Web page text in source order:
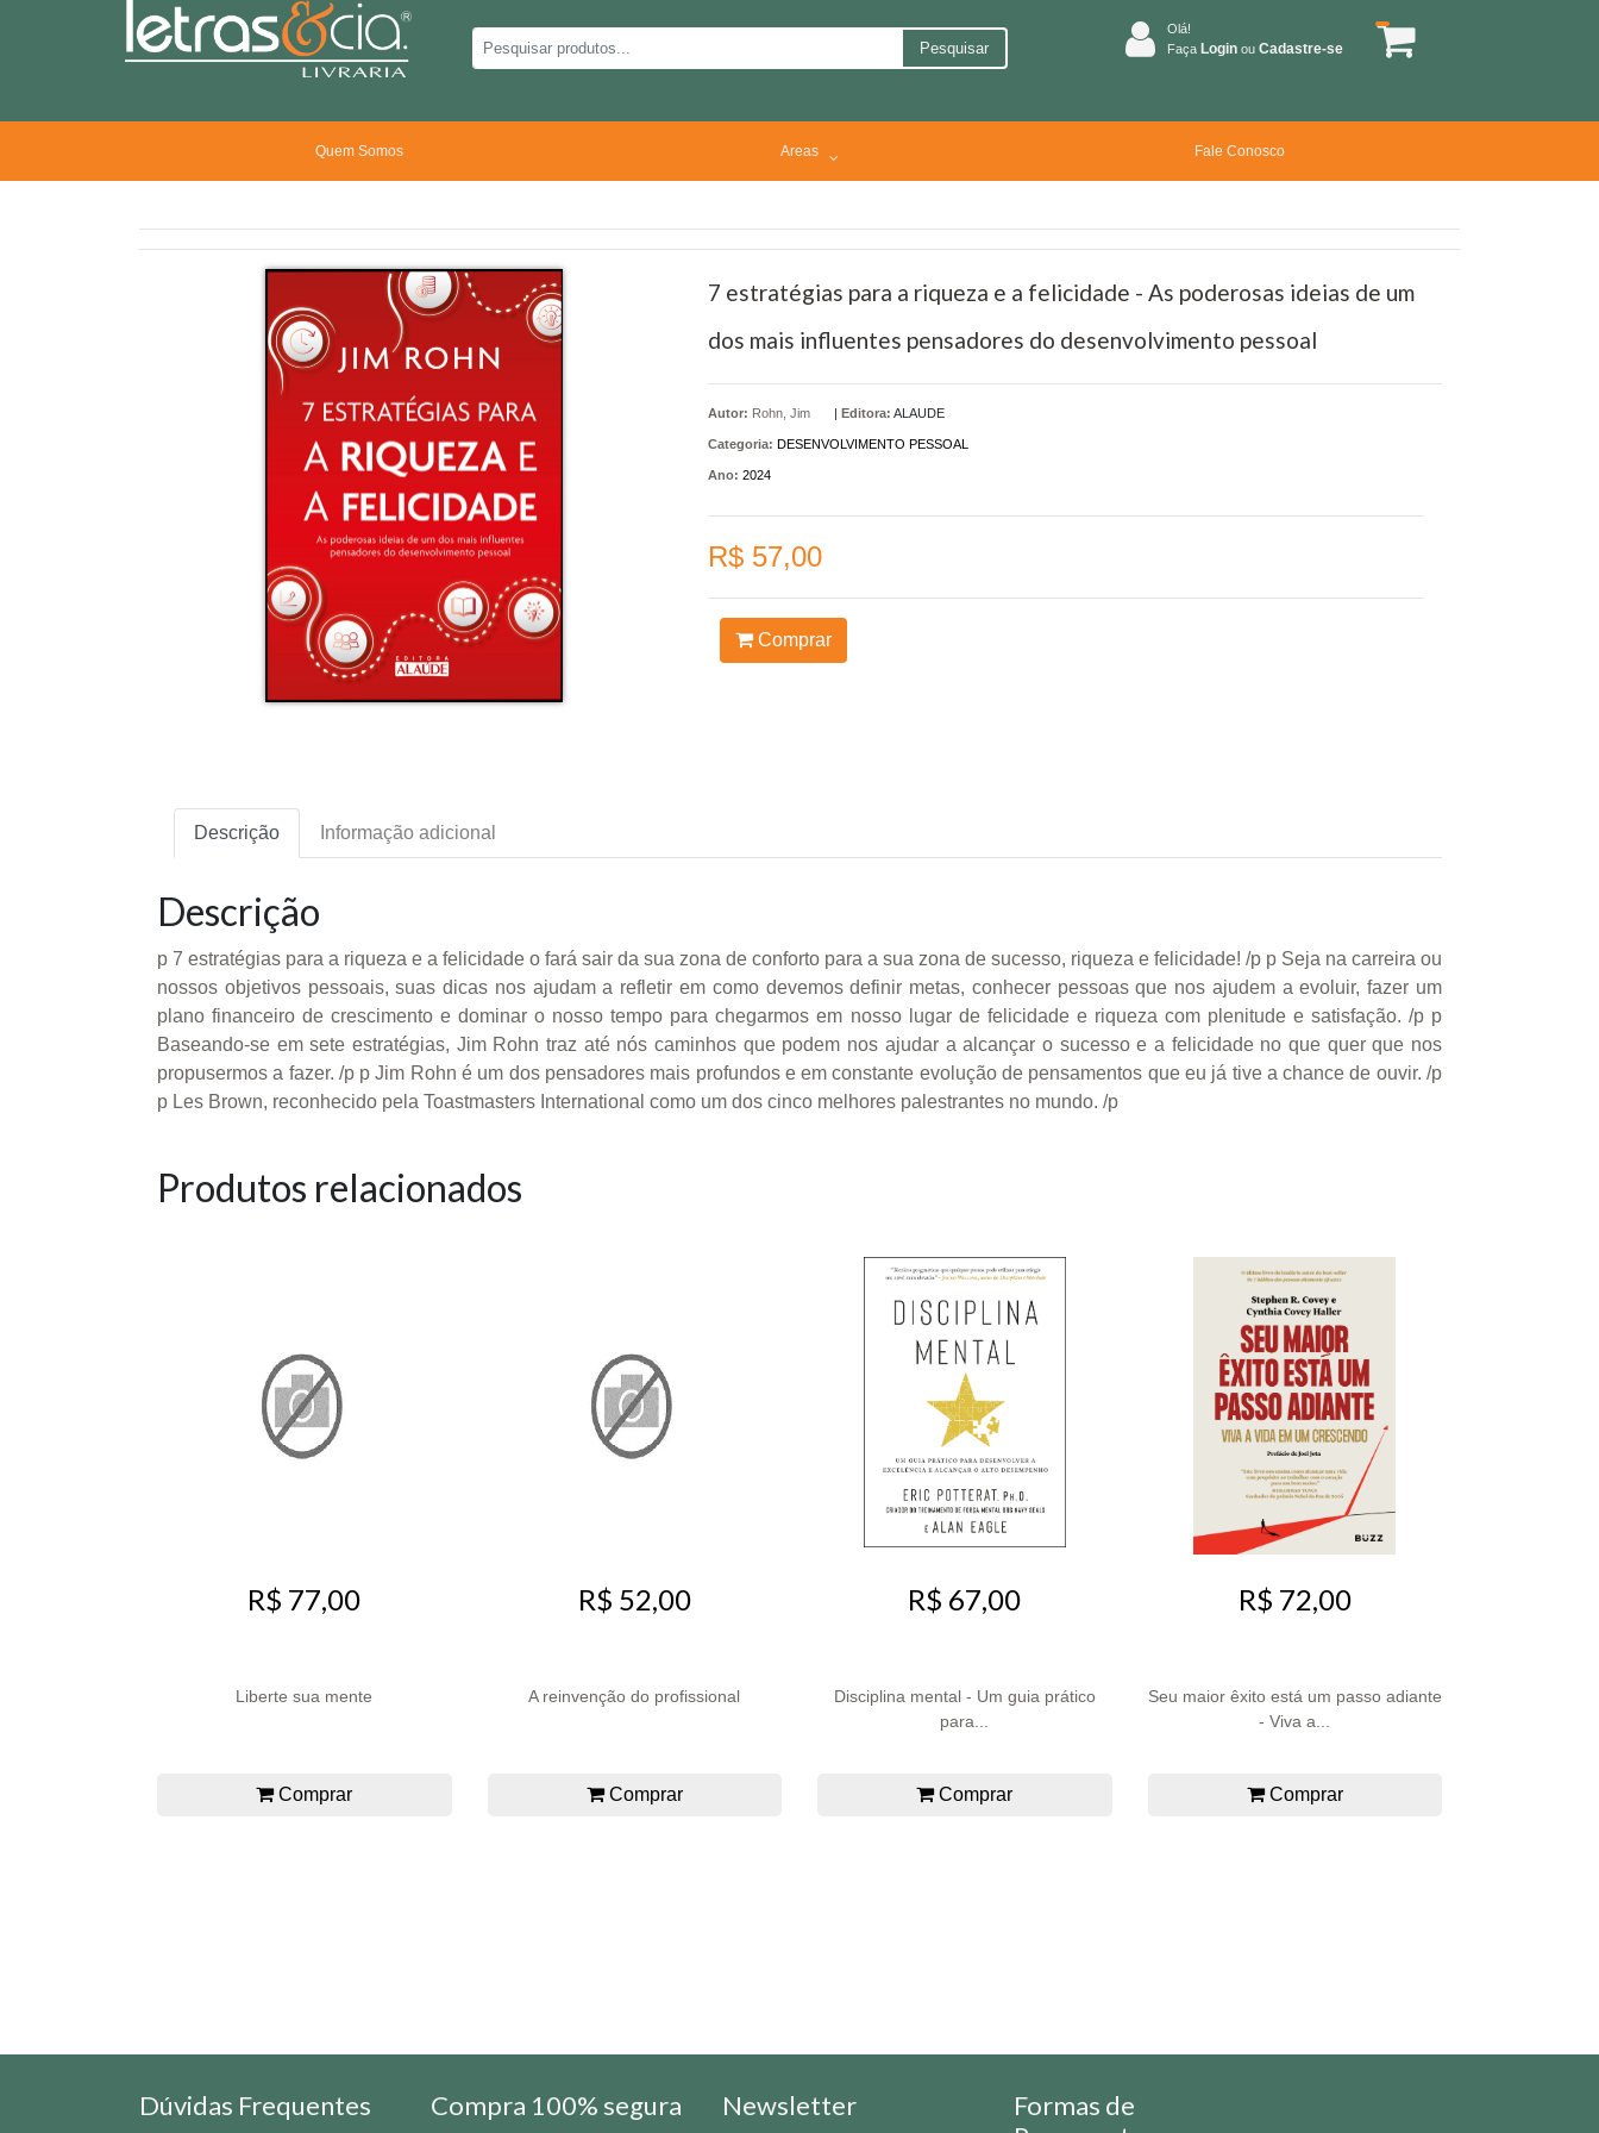
Pesquisar
Olá!
Faça Login ou Cadastre-se
Quem Somos Areas Fale Conosco
7 estratégias para a riqueza e a felicidade - As poderosas ideias de um
dos mais influentes pensadores do desenvolvimento pessoal
Autor: Rohn, Jim | Editora: ALAUDE
Categoria: DESENVOLVIMENTO PESSOAL
Ano: 2024
R$ 57,00
Comprar
Descrição Informação adicional
Descrição
p 7 estratégias para a riqueza e a felicidade o fará sair da sua zona de conforto para a sua zona de sucesso, riqueza e felicidade! /p p Seja na carreira ou
nossos objetivos pessoais, suas dicas nos ajudam a refletir em como devemos definir metas, conhecer pessoas que nos ajudem a evoluir, fazer um
plano financeiro de crescimento e dominar o nosso tempo para chegarmos em nosso lugar de felicidade e riqueza com plenitude e satisfação. /p p
Baseando-se em sete estratégias, Jim Rohn traz até nós caminhos que podem nos ajudar a alcançar o sucesso e a felicidade no que quer que nos
propusermos a fazer. /p p Jim Rohn é um dos pensadores mais profundos e em constante evolução de pensamentos que eu já tive a chance de ouvir. /p
p Les Brown, reconhecido pela Toastmasters International como um dos cinco melhores palestrantes no mundo. /p
Produtos relacionados
R$ 77,00
Liberte sua mente
Comprar
R$ 52,00
A reinvenção do profissional
Comprar
R$ 67,00
Disciplina mental - Um guia prático
para...
Comprar
R$ 72,00
Seu maior êxito está um passo adiante
- Viva a...
Comprar
Dúvidas Frequentes Compra 100% segura Newsletter
Formas de